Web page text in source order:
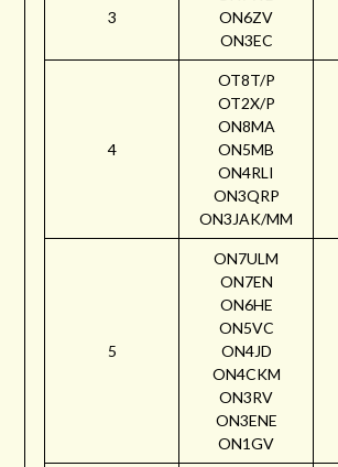
3
ON6ZV
ON3EC
4
OT8T/P
OT2X/P
ON8MA
ON5MB
ON4RLI
ON3QRP
ON3JAK/MM
5
ON7ULM
ON7EN
ON6HE
ON5VC
ON4JD
ON4CKM
ON3RV
ON3ENE
ON1GV